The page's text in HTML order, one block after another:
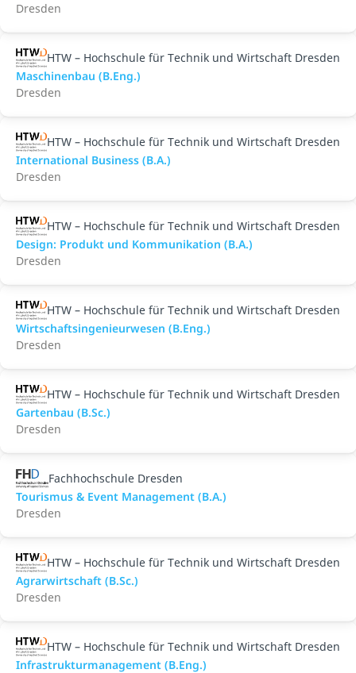
Dresden
HTW – Hochschule für Technik und Wirtschaft Dresden
Maschinenbau (B.Eng.)
Dresden
HTW – Hochschule für Technik und Wirtschaft Dresden
International Business (B.A.)
Dresden
HTW – Hochschule für Technik und Wirtschaft Dresden
Design: Produkt und Kommunikation (B.A.)
Dresden
HTW – Hochschule für Technik und Wirtschaft Dresden
Wirtschaftsingenieurwesen (B.Eng.)
Dresden
HTW – Hochschule für Technik und Wirtschaft Dresden
Gartenbau (B.Sc.)
Dresden
Fachhochschule Dresden
Tourismus & Event Management (B.A.)
Dresden
HTW – Hochschule für Technik und Wirtschaft Dresden
Agrarwirtschaft (B.Sc.)
Dresden
HTW – Hochschule für Technik und Wirtschaft Dresden
Infrastrukturmanagement (B.Eng.)